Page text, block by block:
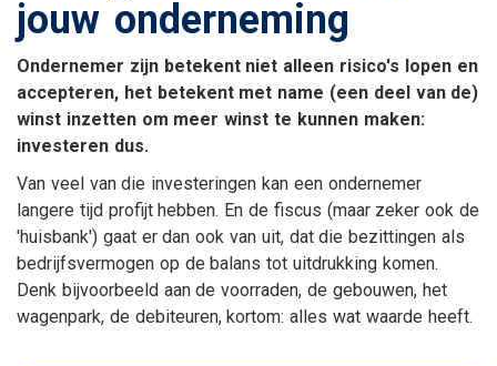
jouw onderneming
Ondernemer zijn betekent niet alleen risico's lopen en
accepteren, het betekent met name (een deel van de)
winst inzetten om meer winst te kunnen maken:
investeren dus.
Van veel van die investeringen kan een ondernemer
langere tijd profijt hebben. En de fiscus (maar zeker ook de
'huisbank') gaat er dan ook van uit, dat die bezittingen als
bedrijfsvermogen op de balans tot uitdrukking komen.
Denk bijvoorbeeld aan de voorraden, de gebouwen, het
wagenpark, de debiteuren, kortom: alles wat waarde heeft.